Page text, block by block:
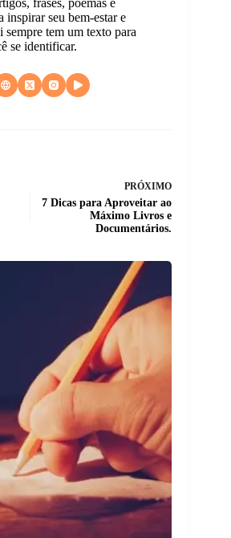
inspirar seu bem-estar e
sempre tem um texto para
se identificar.
PRÓXIMO
7 Dicas para Aproveitar ao
Máximo Livros e
Documentários.